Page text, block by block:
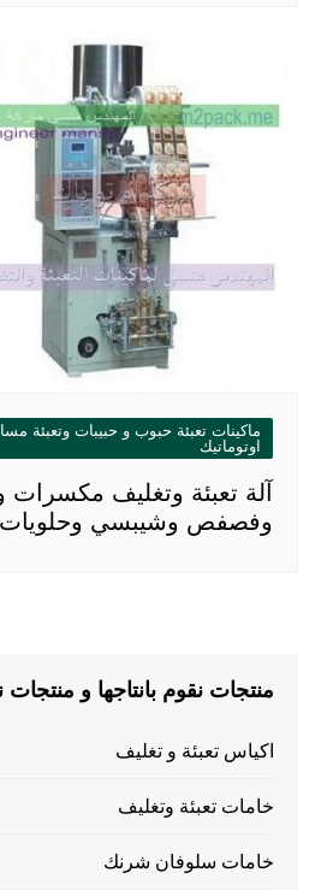
ماكينات تعبئة حبوب و حبيبات وتعبئة
اوتوماتيك
آلة تعبئة وتغليف
وفصفص وشيبسي
منتجات نقوم بانتاجها و منتجات
اكياس تعبئة و تغليف
خامات تعبئة وتغليف
خامات سلوفان شرنك